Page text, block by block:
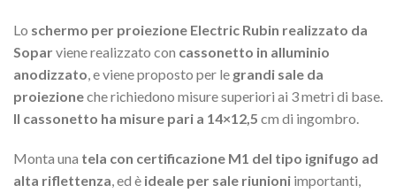
Lo schermo per proiezione Electric Rubin realizzato da
Soparviene realizzato con cassonetto in alluminio
anodizzato, e viene proposto per le grandi sale da
proiezioneche richiedono misure superiori ai 3 metri di base.
Il cassonetto ha misure pari a 14×12,5 cm di ingombro.
Monta una tela con certificazione M1 del tipo ignifugo ad
alta riflettenza, ed è ideale per sale riunioni importanti,